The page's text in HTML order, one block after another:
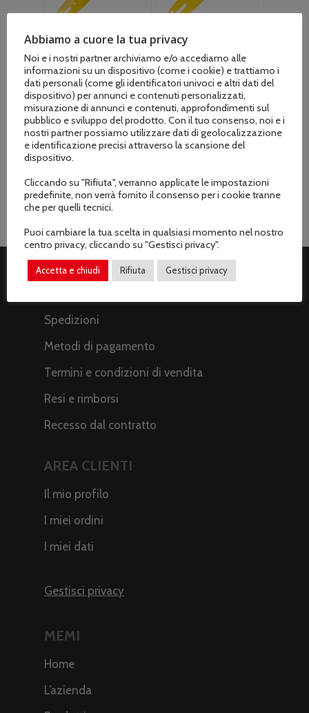
Barra Oregon
Harvester
SpeedMax XL S149
– cm 82 Passo
404″ art.
€195.00 Il
prezzo
era:
€195.00.
€159.00Il
è:
€159.00.
Barra Solid
Harvester Jet-Fit
B149 – cm 82
Passo 404″ art.
€169.21 Il
prezzo
€169.21.
€138.70Il
prezzo
€138.70.
Spedizioni
Metodi di pagamento
Termini e condizioni di vendita
Resi e rimborsi
Recesso dal contratto
AREA CLIENTI
Il mio profilo
I miei ordini
I miei dati
Gestisci privacy
MEMI
Home
L’azienda
Abbiamo a cuore la tua privacy
Noi e i nostri partner archiviamo e/o accediamo alle
informazioni su un dispositivo (come i cookie) e trattiamo i
dati personali (come gli identificatori univoci e altri dati del
dispositivo) per annunci e contenuti personalizzati,
misurazione di annunci e contenuti, approfondimenti sul
pubblico e sviluppo del prodotto. Con il tuo consenso, noi e i
nostri partner possiamo utilizzare dati di geolocalizzazione
e identificazione precisi attraverso la scansione del
dispositivo.
Cliccando su "Rifiuta", verranno applicate le impostazioni
predefinite, non verrà fornito il consenso per i cookie tranne
che per quelli tecnici.
Puoi cambiare la tua scelta in qualsiasi momento nel nostro
centro privacy, cliccando su "Gestisci privacy".
Accetta e chiudi Rifiuta Gestisci privacy